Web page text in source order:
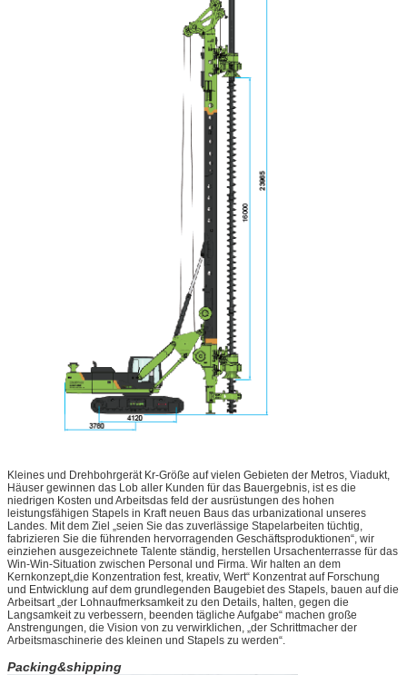
Kleines und Drehbohrgerät Kr-Größe auf vielen Gebieten der Metros, Viadukt,
Häuser gewinnen das Lob aller Kunden für das Bauergebnis, ist es die
niedrigen Kosten und Arbeitsdas feld der ausrüstungen des hohen
leistungsfähigen Stapels in Kraft neuen Baus das urbanizational unseres
Landes. Mit dem Ziel „seien Sie das zuverlässige Stapelarbeiten tüchtig,
fabrizieren Sie die führenden hervorragenden Geschäftsproduktionen“, wir
einziehen ausgezeichnete Talente ständig, herstellen Ursachenterrasse für das
Win-Win-Situation zwischen Personal und Firma. Wir halten an dem
Kernkonzept„die Konzentration fest, kreativ, Wert“ Konzentrat auf Forschung
und Entwicklung auf dem grundlegenden Baugebiet des Stapels, bauen auf die
Arbeitsart „der Lohnaufmerksamkeit zu den Details, halten, gegen die
Langsamkeit zu verbessern, beenden tägliche Aufgabe“ machen große
Anstrengungen, die Vision von zu verwirklichen, „der Schrittmacher der
Arbeitsmaschinerie des kleinen und Stapels zu werden“.
Packing&shipping